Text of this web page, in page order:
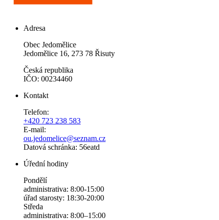
Adresa
Obec Jedomělice
Jedomělice 16, 273 78 Řisuty
Česká republika
IČO: 00234460
Kontakt
Telefon:
+420 723 238 583
E-mail:
ou.jedomelice@seznam.cz
Datová schránka: 56eatd
Úřední hodiny
Pondělí
administrativa: 8:00-15:00
úřad starosty: 18:30-20:00
Středa
administrativa: 8:00–15:00